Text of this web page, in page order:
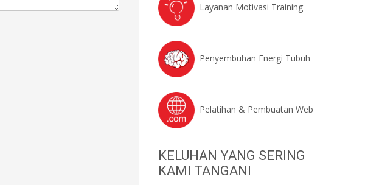
Layanan Motivasi Training
Penyembuhan Energi Tubuh
Pelatihan & Pembuatan Web
KELUHAN YANG SERING
KAMI TANGANI